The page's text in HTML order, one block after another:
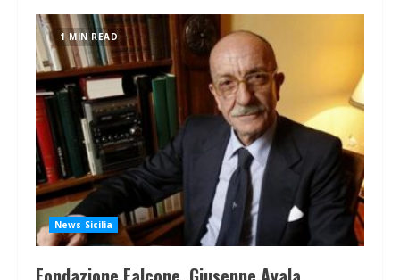
1 MIN READ
News Sicilia